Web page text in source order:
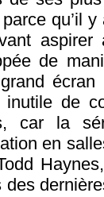
qu’il
aspirer
de
inutile de
car la
en
des